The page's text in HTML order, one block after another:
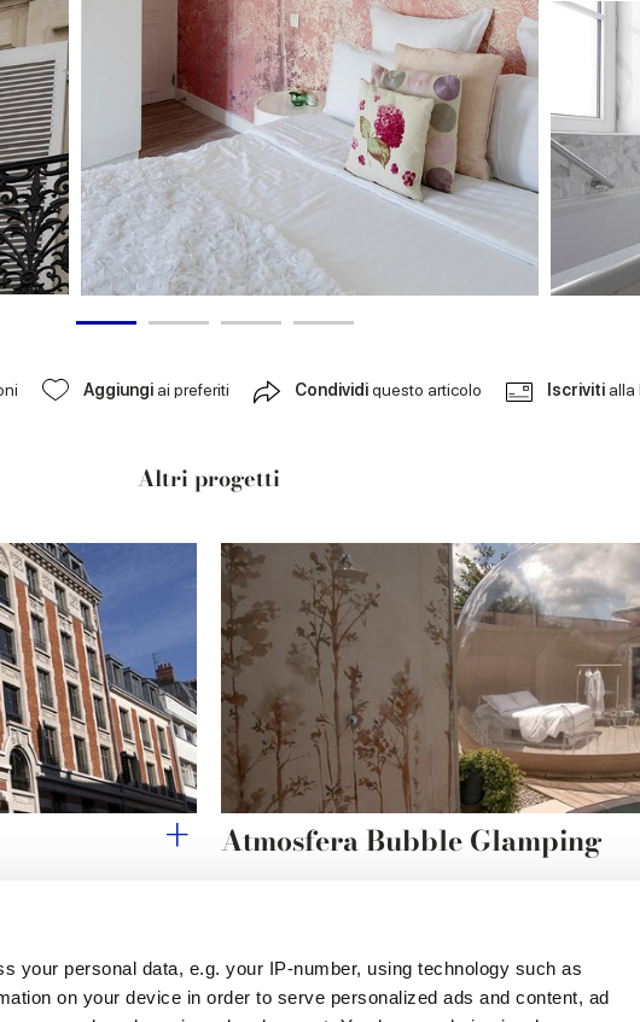
your personal data, e.g. your IP-number, using technology such as
on your device in order to serve personalized ads and content, ad
Aggiungi ai preferiti Condividiquesto articolo Iscriviti alla
Altri progetti
Atmosfera Bubble Glamping
Link utili Area legale